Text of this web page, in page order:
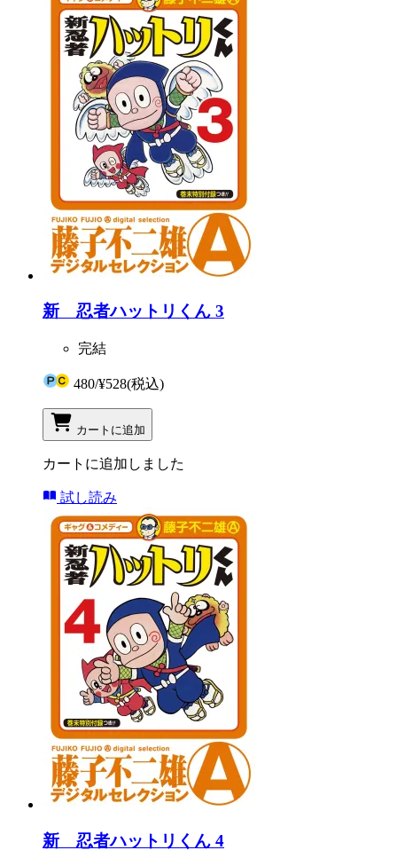
新 忍者ハットリくん 3
完結
480/¥528(税込)
カートに追加
カートに追加しました
試し読み
新 忍者ハットリくん 4